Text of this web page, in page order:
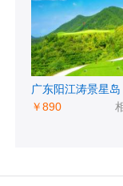
广东阳江涛景星
￥890